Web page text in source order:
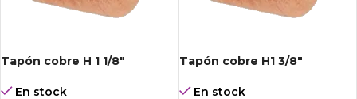
Tapón cobre H 1 1/8″
En stock
Tapón cobre H1 3/8″
En stock